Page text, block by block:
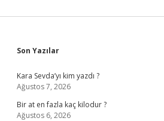
Sidebar
Son Yazılar
Kara Sevda’yı kim yazdı ?
Ağustos 7, 2026
Bir at en fazla kaç kilodur ?
Ağustos 6, 2026